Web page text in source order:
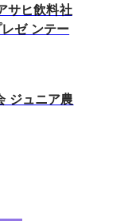
サヒ飲料社
ゼ ンテー
ジュニア農